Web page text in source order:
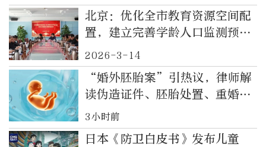
北京：优化全市教育资源空间配
置，建立完善学龄人口监测预警
机制
2026-3-14
“婚外胚胎案”引热议，律师解
读伪造证件、胚胎处置、重婚罪
法律边界
3小时前
日本《防卫白皮书》发布儿童